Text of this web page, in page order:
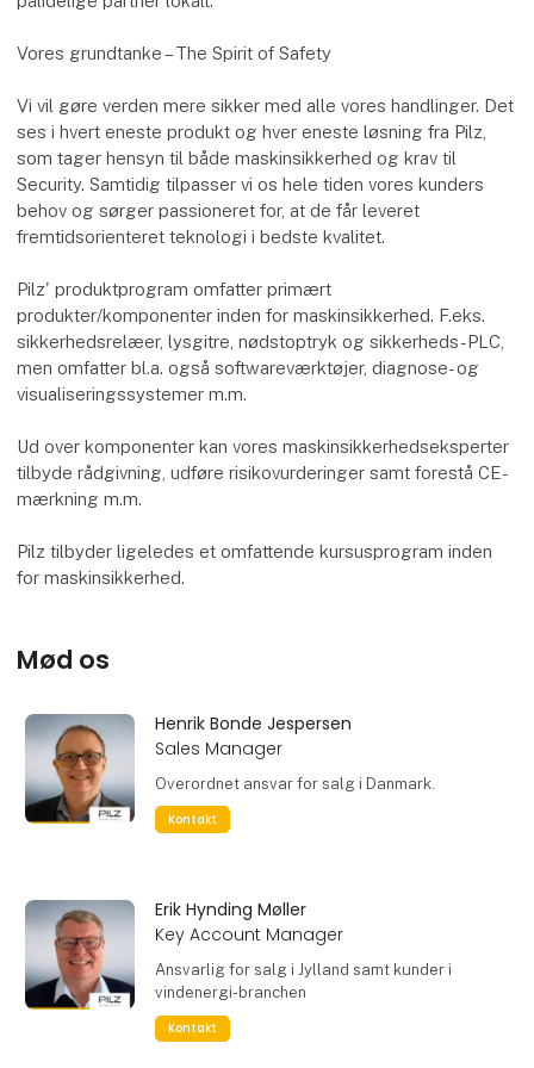
Vores grundtanke – The Spirit of Safety
Vi vil gøre verden mere sikker med alle vores handlinger. Det
ses i hvert eneste produkt og hver eneste løsning fra Pilz,
som tager hensyn til både maskinsikkerhed og krav til
Security. Samtidig tilpasser vi os hele tiden vores kunders
behov og sørger passioneret for, at de får leveret
fremtidsorienteret teknologi i bedste kvalitet.
Pilz' produktprogram omfatter primært
produkter/komponenter inden for maskinsikkerhed. F.eks.
sikkerhedsrelæer, lysgitre, nødstoptryk og sikkerheds-PLC,
men omfatter bl.a. også softwareværktøjer, diagnose- og
visualiseringssystemer m.m.
Ud over komponenter kan vores maskinsikkerhedseksperter
tilbyde rådgivning, udføre risikovurderinger samt forestå CE-
mærkning m.m.
Pilz tilbyder ligeledes et omfattende kursusprogram inden
for maskinsikkerhed.
Mød os
Henrik Bonde Jespersen
Sales Manager
Overordnet ansvar for salg i Danmark.
Kontakt
Erik Hynding Møller
Key Account Manager
Ansvarlig for salg i Jylland samt kunder i
vindenergi-branchen
Kontakt